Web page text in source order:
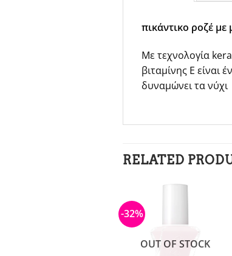
πικάντικο ροζέ με
Με τεχνολογία
βιταμίνης E είναι
δυναμώνει τα νύχι
RELATED
-32%
OUT OF STOCK